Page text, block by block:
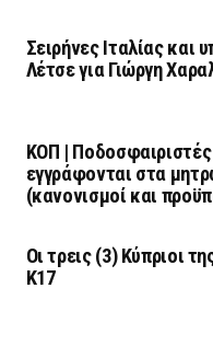
Σειρήνες Ιταλίας και
Λέτσε για Γιώργη
ΚΟΠ |
εγγράφονται στα
(κανονισμοί και
Οι τρεις (3) Κύπριοι
Κ17